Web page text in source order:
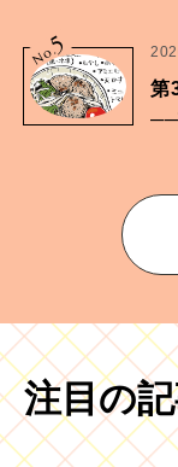
No.
5
第
──
注目の